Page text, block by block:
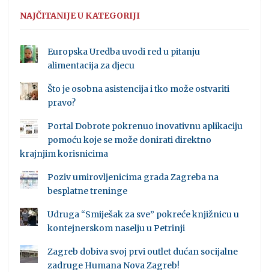
NAJČITANIJE U KATEGORIJI
Europska Uredba uvodi red u pitanju
alimentacija za djecu
Što je osobna asistencija i tko može ostvariti
pravo?
Portal Dobrote pokrenuo inovativnu aplikaciju
pomoću koje se može donirati direktno
krajnjim korisnicima
Poziv umirovljenicima grada Zagreba na
besplatne treninge
Udruga “Smiješak za sve” pokreće knjižnicu u
kontejnerskom naselju u Petrinji
Zagreb dobiva svoj prvi outlet dućan socijalne
zadruge Humana Nova Zagreb!